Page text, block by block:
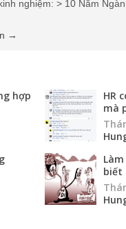
nghiệm: > 10 Năm
→
hợp
HR
mà
biết